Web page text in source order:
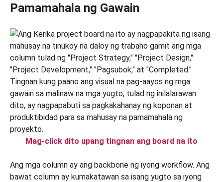
Pamamahala ng Gawain
Mag-click dito upang tingnan ang board na ito
Ang mga column ay ang backbone ng iyong workflow. Ang
bawat column ay kumakatawan sa isang yugto sa iyong